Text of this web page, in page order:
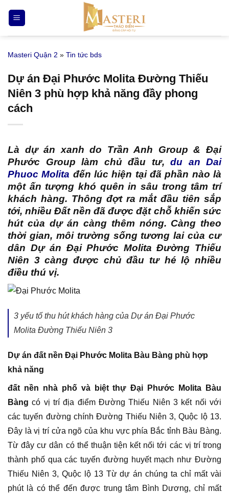
qua
nội
Masteri Quận 2 » Tin tức bds
Dự án Đại Phước Molita Đường Thiếu
Niên 3 phù hợp khả năng đầy phong
cách
Là dự án xanh do Trần Anh Group & Đại
Phước Group làm chủ đầu tư, du an Dai
Phuoc Molita đến lúc hiện tại đã phần nào là
một ấn tượng khó quên in sâu trong tâm trí
khách hàng. Thông đợt ra mắt đầu tiên sắp
tới, nhiều Đất nền đã được đặt chỗ khiến sức
hút của dự án càng thêm nóng. Càng theo
thời gian, môi trường sống tương lai của cư
dân Dự án Đại Phước Molita Đường Thiếu
Niên 3 càng được chủ đầu tư hé lộ nhiều
điều thú vị.
3 yếu tố thu hút khách hàng của Dự án Đại Phước
Molita Đường Thiếu Niên 3
Dự án đất nền Đại Phước Molita Bàu Bàng phù hợp
khả năng
đất nền nhà phố và biệt thự Đại Phước Molita Bàu
Bàng có vị trí địa điểm Đường Thiếu Niên 3 kết nối với
các tuyến đường chính Đường Thiếu Niên 3, Quộc lộ 13.
Đây là vị trí cửa ngõ của khu vực phía Bắc tỉnh Bàu Bàng.
Từ đây cư dân có thể thuận tiện kết nối tới các vị trí trong
thành phố qua các tuyến đường huyết mạch như Đường
Thiếu Niên 3, Quộc lộ 13 Từ dự án chúng ta chỉ mất vài
phút là có thể đến được trung tâm Bình Dương, chỉ mất